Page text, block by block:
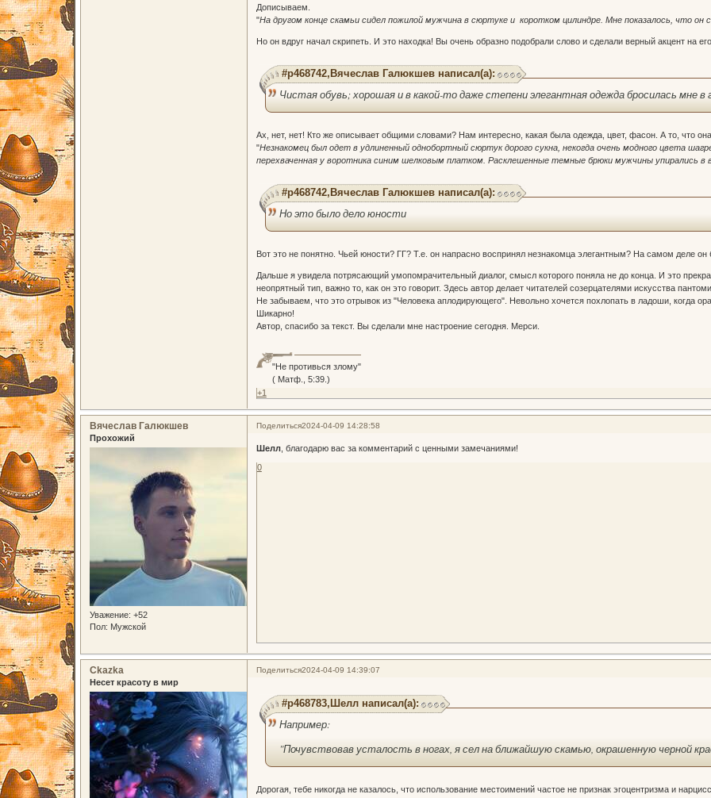
Дописываем.
"На другом конце скамьи сидел пожилой мужчина в сюртуке и коротком цилиндре. Мне показалось, что он
Но он вдруг начал скрипеть. И это находка! Вы очень образно подобрали слово и сделали верный акцент на
#p468742,Вячеслав Галюкшев написал(а):
Чистая обувь; хорошая и в какой-то даже степени элегантная одежда бросилась мне в
Ах, нет, нет! Кто же описывает общими словами? Нам интересно, какая была одежда, цвет, фасон. А то, что
"Незнакомец был одет в удлиненный однобортный сюртук дорого сукна, некогда очень модного цвета
перехваченная у воротника синим шелковым платком. Расклешенные темные брюки мужчины упирались
#p468742,Вячеслав Галюкшев написал(а):
Но это было дело юности
Вот это не понятно. Чьей юности? ГГ? Т.е. он напрасно воспринял незнакомца элегантным? На самом деле он
Дальше я увидела потрясающий умопомрачительный диалог, смысл которого поняла не до конца. И это
неопрятный тип, важно то, как он это говорит. Здесь автор делает читателей созерцателями искусства
Не забываем, что это отрывок из "Человека аплодирующего". Невольно хочется похлопать в ладоши, когда
Шикарно!
Автор, спасибо за текст. Вы сделали мне настроение сегодня. Мерси.
"Не противься злому"
( Матф., 5:39.)
+1
Поделиться2024-04-09 14:28:58
Вячеслав Галюкшев
Прохожий
Уважение: +52
Пол: Мужской
Шелл, благодарю вас за комментарий с ценными замечаниями!
0
Поделиться2024-04-09 14:39:07
Ckazka
Несет красоту в мир
#p468783,Шелл написал(а):
Например:
"Почувствовав усталость в ногах, я сел на ближайшую скамью, окрашенную черной
Дорогая, тебе никогда не казалось, что использование местоимений частое не признак эгоцентризма и